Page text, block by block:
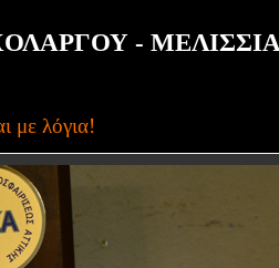
- ΜΕΛΙΣΣΙΑ
με λόγια!